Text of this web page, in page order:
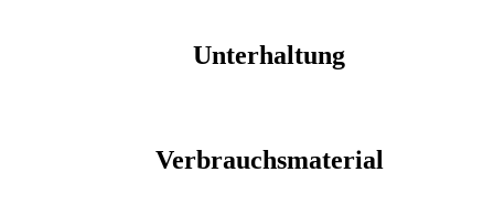
Unterhaltung
Verbrauchsmaterial